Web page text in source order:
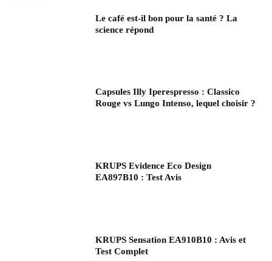
Le café est-il bon pour la santé ? La
science répond
Capsules Illy Iperespresso : Classico
Rouge vs Lungo Intenso, lequel choisir ?
KRUPS Evidence Eco Design
EA897B10 : Test Avis
KRUPS Sensation EA910B10 : Avis et
Test Complet